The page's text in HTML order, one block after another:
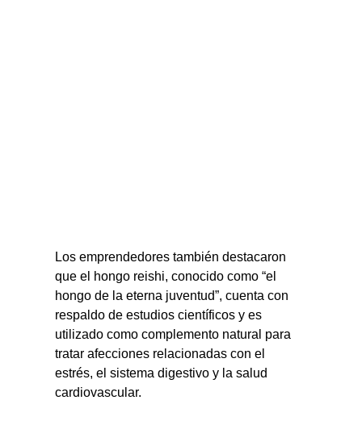
Los emprendedores también destacaron
que el hongo reishi, conocido como “el
hongo de la eterna juventud”, cuenta con
respaldo de estudios científicos y es
utilizado como complemento natural para
tratar afecciones relacionadas con el
estrés, el sistema digestivo y la salud
cardiovascular.